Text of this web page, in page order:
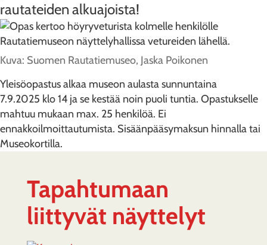
rautateiden alkuajoista!
Kuva: Suomen Rautatiemuseo, Jaska Poikonen
Yleisöopastus alkaa museon aulasta sunnuntaina
7.9.2025 klo 14 ja se kestää noin puoli tuntia. Opastukselle
mahtuu mukaan max. 25 henkilöä. Ei
ennakkoilmoittautumista. Sisäänpääsymaksun hinnalla tai
Museokortilla.
Tapahtumaan
liittyvät näyttelyt